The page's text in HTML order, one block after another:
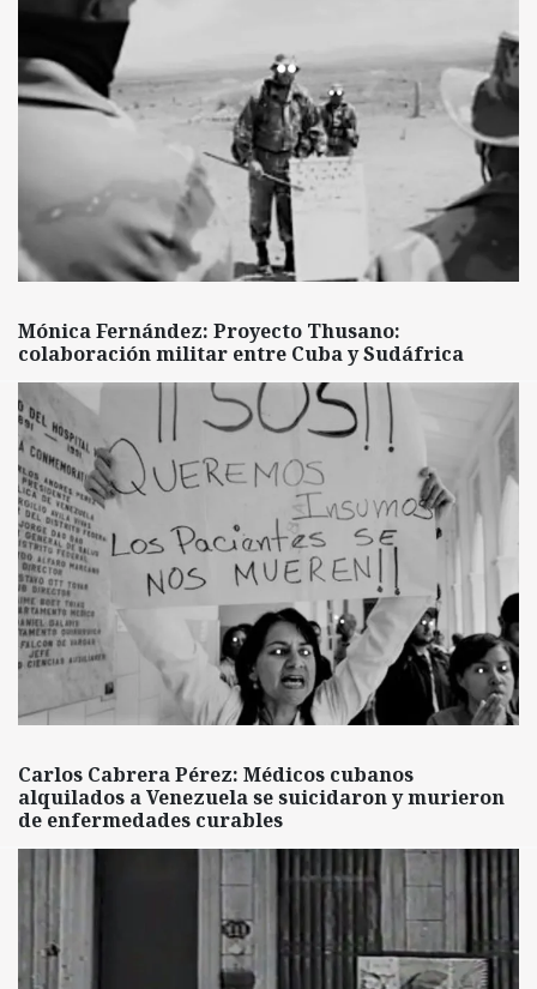
Mónica Fernández: Proyecto Thusano:
colaboración militar entre Cuba y Sudáfrica
Carlos Cabrera Pérez: Médicos cubanos
alquilados a Venezuela se suicidaron y murieron
de enfermedades curables